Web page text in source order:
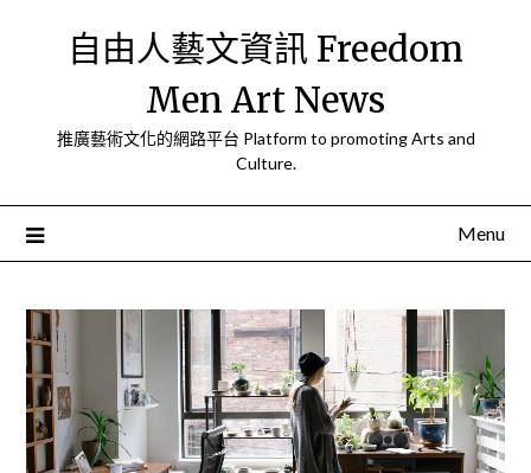
自由人藝文資訊 Freedom
Men Art News
推廣藝術文化的網路平台 Platform to promoting Arts and
Culture.
Menu